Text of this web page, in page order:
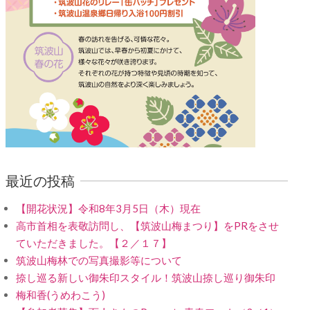
最近の投稿
【開花状況】令和8年3月5日（木）現在
高市首相を表敬訪問し、【筑波山梅まつり】をPRをさせ
ていただきました。【２／１７】
筑波山梅林での写真撮影等について
捺し巡る新しい御朱印スタイル！筑波山捺し巡り御朱印
梅和香(うめわこう)